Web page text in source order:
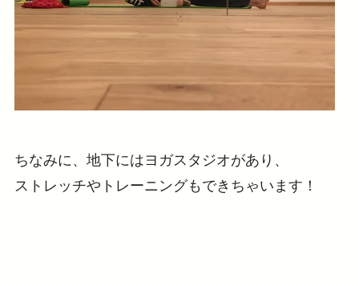
ちなみに、地下にはヨガスタジオがあり、
ストレッチやトレーニングもできちゃいます！